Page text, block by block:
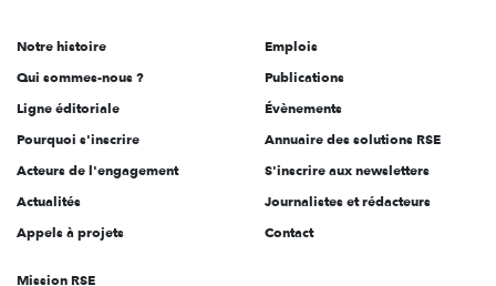
l'engagement
Notre histoire
Qui sommes-nous ?
Ligne éditoriale
Pourquoi s'inscrire
Acteurs de l'engagement
Actualités
Appels à projets
Emplois
Publications
Évènements
Annuaire des solutions RSE
S'inscrire aux newsletters
Journalistes et rédacteurs
Contact
Mission RSE